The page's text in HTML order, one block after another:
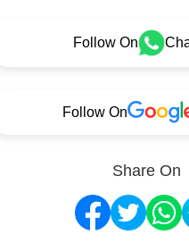
Follow On
Follow On
Share On